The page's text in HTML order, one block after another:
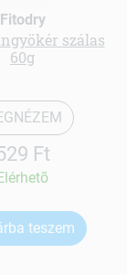
Fitodry
szálas
60g
Ft
teszem